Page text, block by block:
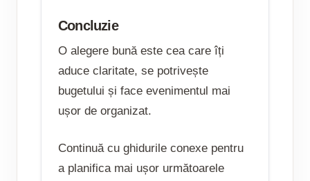
Concluzie
O alegere bună este cea care îți
aduce claritate, se potrivește
bugetului și face evenimentul mai
ușor de organizat.
Continuă cu ghidurile conexe pentru
a planifica mai ușor următoarele